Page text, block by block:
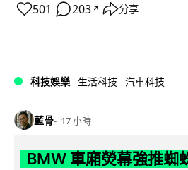
501 203 ↗ 分享
科技娛樂 生活科技 汽車科技
藍骨 17 小時
BMW 車廂熒幕強推蜘